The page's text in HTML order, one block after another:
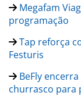
Megafam
programação
Tap reforça
Festuris
BeFly
churrasco para